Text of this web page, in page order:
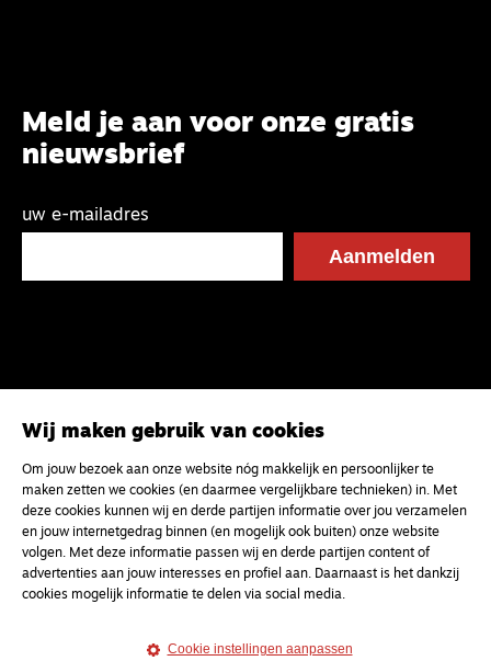
Meld je aan voor onze gratis
nieuwsbrief
uw e-mailadres
Wij maken gebruik van cookies
Om jouw bezoek aan onze website nóg makkelijk en persoonlijker te
maken zetten we cookies (en daarmee vergelijkbare technieken) in. Met
deze cookies kunnen wij en derde partijen informatie over jou verzamelen
en jouw internetgedrag binnen (en mogelijk ook buiten) onze website
volgen. Met deze informatie passen wij en derde partijen content of
advertenties aan jouw interesses en profiel aan. Daarnaast is het dankzij
cookies mogelijk informatie te delen via social media.
Cookie instellingen aanpassen